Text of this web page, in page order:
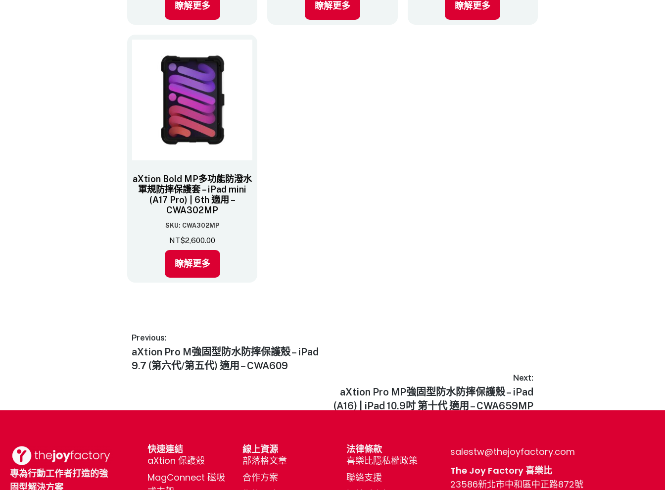
瞭解更多 瞭解更多 瞭解更多
aXtion Bold MP多功能防潑水
軍規防摔保護套 – iPad mini
(A17 Pro) | 6th 適用 –
CWA302MP
SKU: CWA302MP
NT$2,600.00
瞭解更多
Previous:
aXtion Pro M強固型防水防摔保護殼 – iPad
9.7 (第六代/第五代) 適用 – CWA609
Next:
aXtion Pro MP強固型防水防摔保護殼 – iPad
(A16) | iPad 10.9吋 第十代 適用 – CWA659MP
專為行動工作者打造的強
固型解決方案
快速連結
aXtion 保護殼
MagConnect 磁吸
線上資源
部落格文章
合作方案
法律條款
喜樂比隱私權政策
聯絡支援
salestw@thejoyfactory.com
The Joy Factory 喜樂比
23586新北市中和區中正路872號